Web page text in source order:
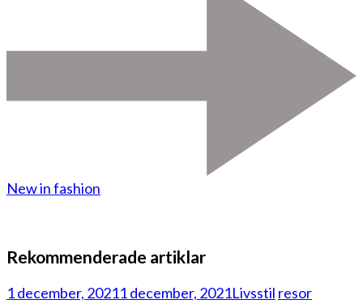
New in fashion
Rekommenderade artiklar
1 december, 20211 december, 2021Livsstil resor